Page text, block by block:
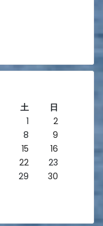
土
日
1
2
8
9
15
16
22
23
29 30